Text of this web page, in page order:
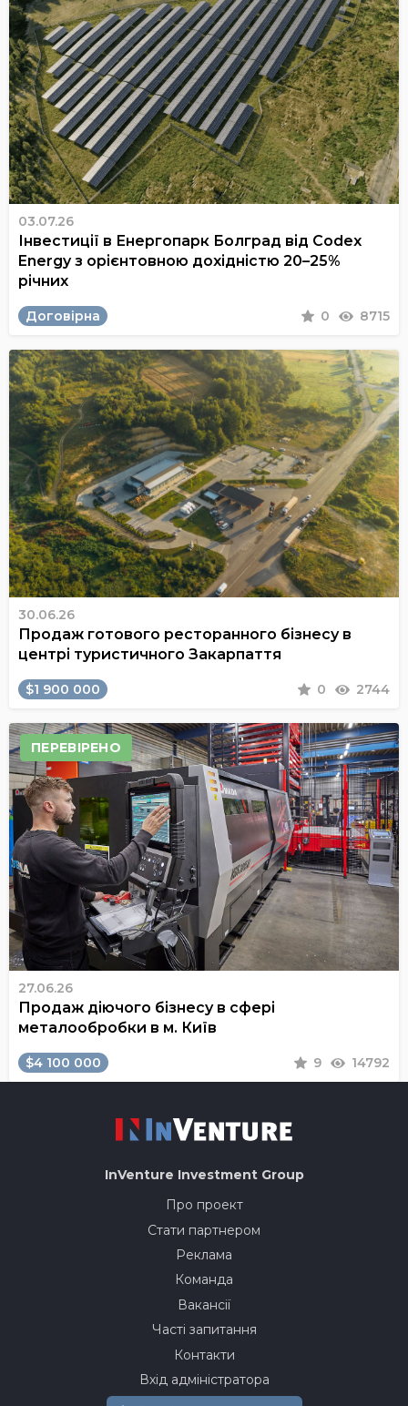
03.07.26
Інвестиції в Енергопарк Болград від Codex
Energy з орієнтовною дохідністю 20–25%
річних
Договірна 0 8715
30.06.26
Продаж готового ресторанного бізнесу в
центрі туристичного Закарпаття
$1 900 000 0 2744
ПЕРЕВІРЕНО
27.06.26
Продаж діючого бізнесу в сфері
металообробки в м. Київ
$4 100 000 9 14792
InVenture Investment Group
Про проект
Стати партнером
Реклама
Команда
Вакансії
Часті запитання
Контакти
Вхід адміністратора